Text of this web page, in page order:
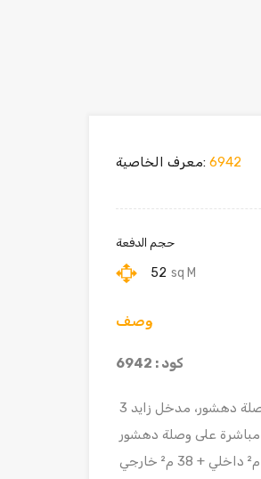
معرف الخاصية: 6942
حجم الدفعة
52 sq M
وصف
كود : 6942
دهشور، مدخل زايد 3
على وصلة دهشور